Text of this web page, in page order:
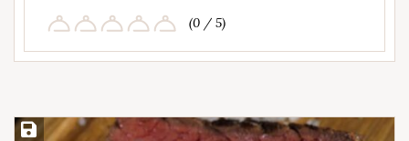
(0 / 5)
Save Recipe